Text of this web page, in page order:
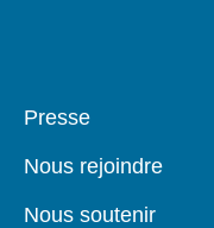
Pied
Presse
Nous rejoindre
Nous soutenir